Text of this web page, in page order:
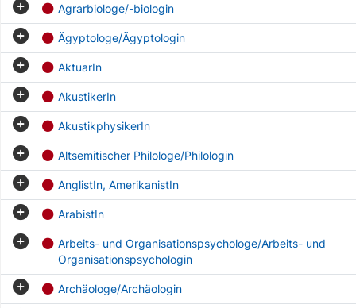
Agrarbiologe/-biologin
Ägyptologe/Ägyptologin
AktuarIn
AkustikerIn
AkustikphysikerIn
Altsemitischer Philologe/Philologin
AnglistIn, AmerikanistIn
ArabistIn
Arbeits- und Organisationspsychologe/Arbeits- und
Organisationspsychologin
Archäologe/Archäologin